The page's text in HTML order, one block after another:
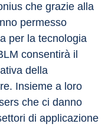
che grazie alla
permesso
per la tecnologia
consentirà il
della
Insieme a loro
che ci danno
di applicazione